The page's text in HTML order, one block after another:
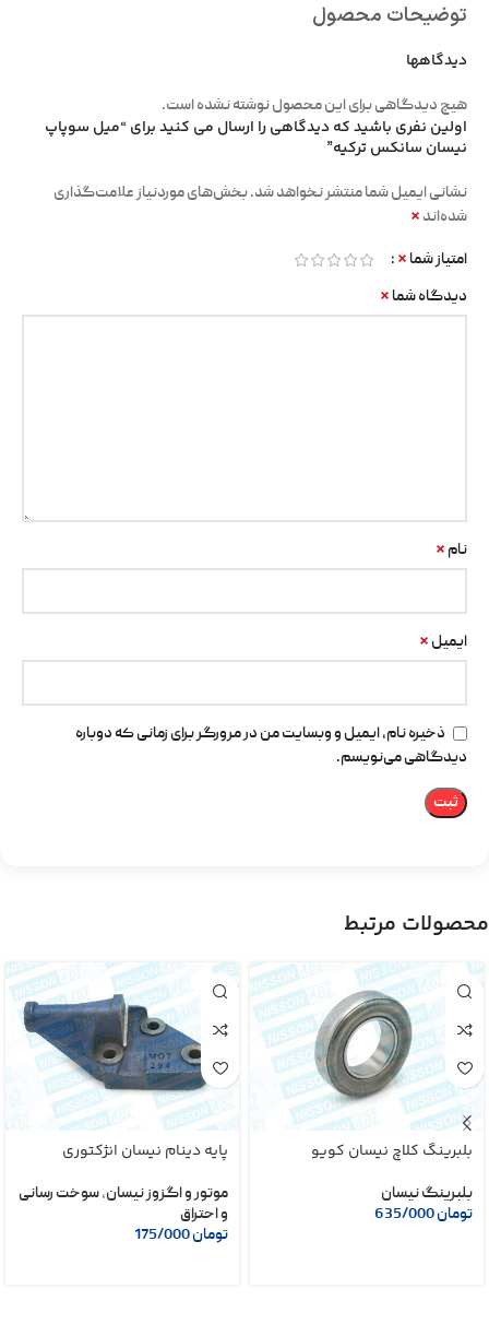
توضیحات محصول
دیدگاهها
هیچ دیدگاهی برای این محصول نوشته نشده است.
اولین نفری باشید که دیدگاهی را ارسال می کنید برای “میل سوپاپ
نیسان سانکس ترکیه”
نشانی ایمیل شما منتشر نخواهد شد.بخش‌های موردنیاز علامت‌گذاری
شده‌اند *
امتیاز شما *
دیدگاه شما *
نام *
ایمیل *
ذخیره نام، ایمیل و وبسایت من در مرورگر برای زمانی که دوباره
دیدگاهی می‌نویسم.
محصولات مرتبط
بلبرینگ کلاچ نیسان کویو
بلبرینگ نیسان
تومان
پایه دینام نیسان انژکتوری
موتور و اگزوز نیسان,سوخت رسانی
و احتراق
تومان